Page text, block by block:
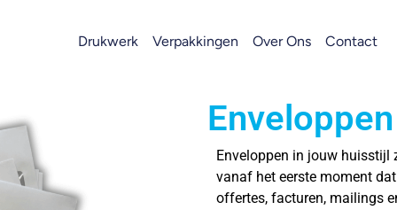
Drukwerk Verpakkingen Over Ons Contact
Enveloppen
Enveloppen in jouw huisstijl
vanaf het eerste moment
offertes, facturen, mailings